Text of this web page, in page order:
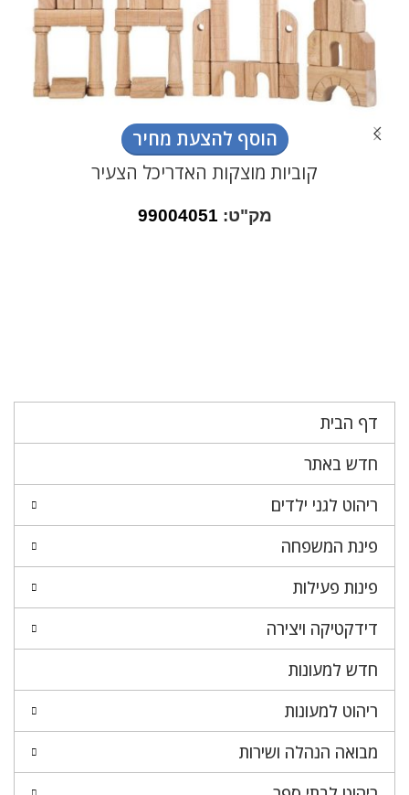
דף הבית
חדש באתר
ריהוט לגני ילדים
פינת המשפחה
פינות פעילות
דידקטיקה ויצירה
חדש למעונות
ריהוט למעונות
מבואה הנהלה ושירות
הוסף להצעת מחיר
קוביות מוצקות האדריכל הצעיר
מק"ט: 99004051